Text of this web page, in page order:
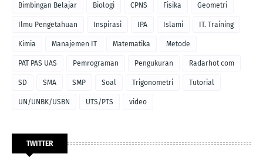
Bimbingan Belajar Biologi CPNS Fisika Geometri
Ilmu Pengetahuan Inspirasi IPA Islami IT. Training
Kimia Manajemen IT Matematika Metode
PAT PAS UAS Pemrograman Pengukuran Radarhot com
SD SMA SMP Soal Trigonometri Tutorial
UN/UNBK/USBN UTS/PTS video
TWITTER